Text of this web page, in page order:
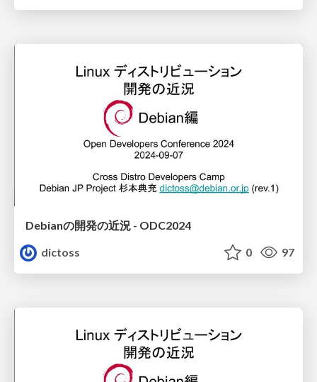
Debianの開発の近況 - ODC2024
dictoss
0 97